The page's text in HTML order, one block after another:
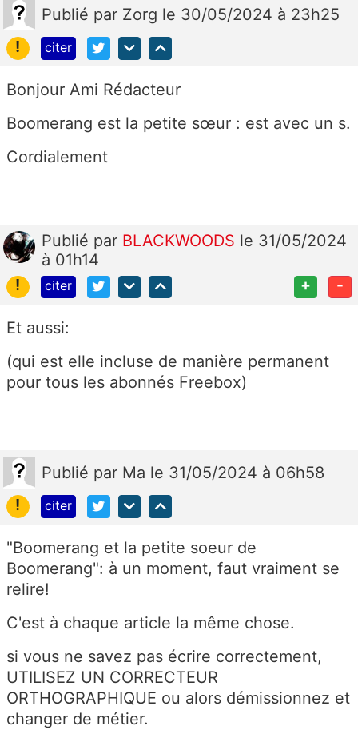
Publié par Zorg le 30/05/2024 à 23h25
!
citer
Bonjour Ami Rédacteur
Boomerang est la petite sœur : est avec un s.
Cordialement
Publié par BLACKWOODS le 31/05/2024
à 01h14
!
citer + -
Et aussi:
(qui est elle incluse de manière permanent
pour tous les abonnés Freebox)
Publié par Ma le 31/05/2024 à 06h58
!
citer
"Boomerang et la petite soeur de
Boomerang": à un moment, faut vraiment se
relire!
C'est à chaque article la même chose.
si vous ne savez pas écrire correctement,
UTILISEZ UN CORRECTEUR
ORTHOGRAPHIQUE ou alors démissionnez et
changer de métier.